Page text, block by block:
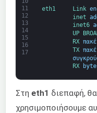
11
12
13
14
15
16
17
eth1 Link
inet
inet6
UP
RX
TX
RX
Στη eth1 διεπαφή,
χρησιμοποιήσουμε